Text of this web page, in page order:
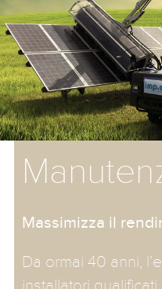
Massimizza il
Da ormai 40 anni,